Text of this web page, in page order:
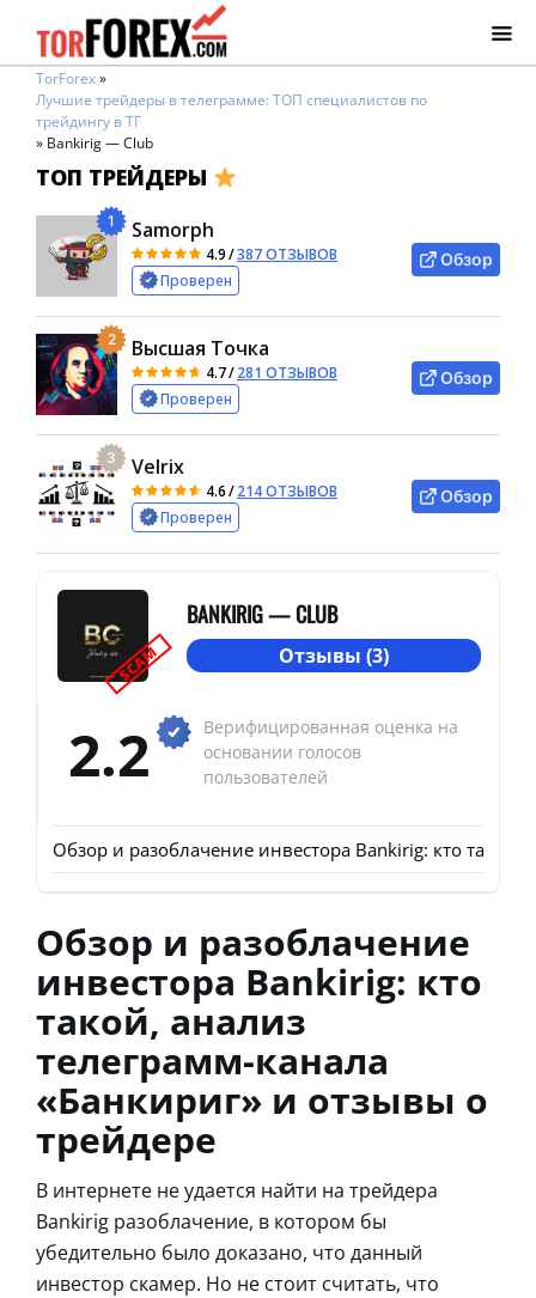
TorForex»
Лучшие трейдеры в телеграмме: ТОП специалистов по
трейдингу в ТГ
» Bankirig — Club
ТОП ТРЕЙДЕРЫ
1 Samorph
4.9/387 ОТЗЫВОВ
Проверен
Обзор
2 Высшая Точка
4.7/281 ОТЗЫВОВ
Проверен
Обзор
3 Velrix
4.6/214 ОТЗЫВОВ
Проверен
Обзор
SCAM
BANKIRIG — CLUB
Отзывы (3)
2.2
Верифицированная оценка на
основании голосов
пользователей
Обзор и разоблачение инвестора Bankirig: кто
Обзор и разоблачение
инвестора Bankirig: кто
такой, анализ
телеграмм-канала
«Банкириг» и отзывы о
трейдере
В интернете не удается найти на трейдера
Bankirig разоблачение, в котором бы
убедительно было доказано, что данный
инвестор скамер. Но не стоит считать, что